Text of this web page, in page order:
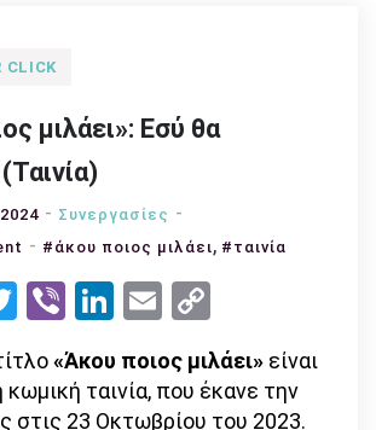
CLICK
μιλάει»: Εσύ θα
Συνεργασίες
on
ποιος
Εσύ
θα
ακούσεις;
#άκου ποιος μιλάει, #ταινία
Twitter
ViberLinkedIn
Email
Link
«Άκου ποιος μιλάει» είναι
κωμική ταινία, που έκανε την
στις 23 Οκτωβρίου του 2023.